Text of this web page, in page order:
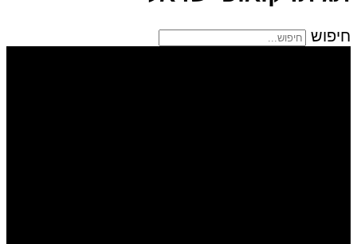
חיפוש